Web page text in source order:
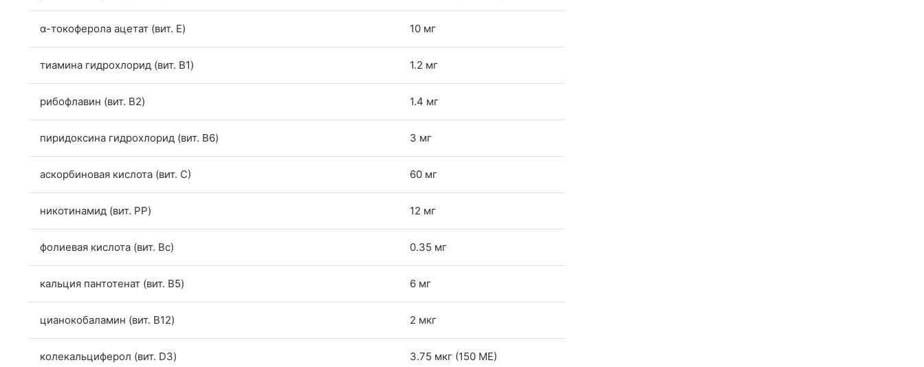
α-токоферола ацетат (вит. E) 10 мг
тиамина гидрохлорид (вит. B1) 1.2 мг
рибофлавин (вит. B2) 1.4 мг
пиридоксина гидрохлорид (вит. B6) 3 мг
аскорбиновая кислота (вит. С) 60 мг
никотинамид (вит. PP) 12 мг
фолиевая кислота (вит. Bc) 0.35 мг
кальция пантотенат (вит. B5) 6 мг
цианокобаламин (вит. B12) 2 мкг
колекальциферол (вит. D3) 3.75 мкг (150 МЕ)